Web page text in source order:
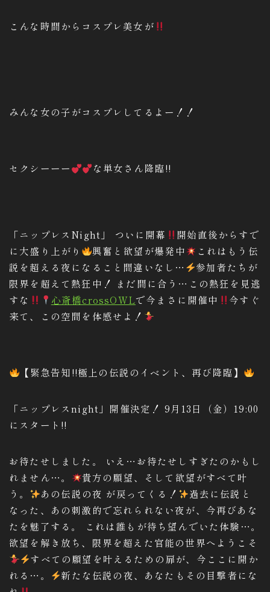
こんな時間からコスプレ美女が
みんな女の子がコスプレしてるよー！！
セクシーーー な単女さん降臨!!
「ニップレスNight」 ついに開幕
開始直後からすで
に大盛り上がり
興奮と欲望が爆発中
これはもう伝
説を超える夜になること間違いなし…
参加者たちが
限界を超えて熱狂中！ まだ間に合う…この熱狂を見逃
すな
心斎橋crossOWLで今まさに開催中
今すぐ
来て、この空間を体感せよ！
【緊急告知!!極上の伝説のイベント、再び降臨】
「ニップレスnight」開催決定！ 9月13日（金）19:00
にスタート!!
お待たせしました。 いえ…お待たせしすぎたのかもし
れません…。
貴方の願望、そして欲望がすべて叶
う。
あの伝説の夜 が戻ってくる！
過去に伝説と
なった、あの刺激的で忘れられない夜が、今再びあな
たを魅了する。 これは誰もが待ち望んでいた体験…。
欲望を解き放ち、限界を超えた官能の世界へようこそ
すべての願望を叶えるための扉が、今ここに開か
れる…。
新たな伝説の夜、あなたもその目撃者にな